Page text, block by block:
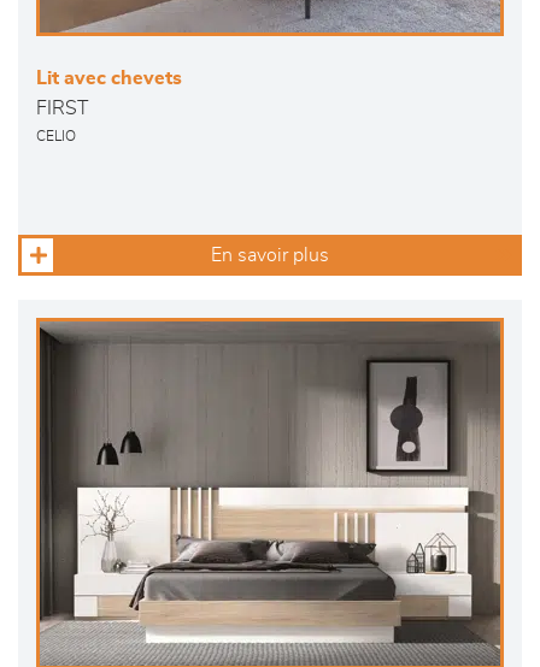
Lit avec chevets
FIRST
CELIO
En savoir plus